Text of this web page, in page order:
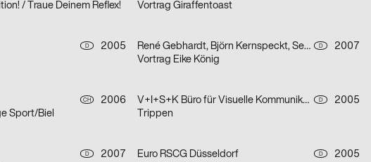
/ Traue Deinem Reflex!
Vortrag Giraffentoast
D
2005
René Gebhardt, Björn Kernspeckt, Sebastian Locke D
2007
Vortrag Eike König
CH
2006
Sport/Biel
V+I+S+K Büro für Visuelle Kommunikation D
2005
Trippen
D
2007
Euro RSCG Düsseldorf D
2005